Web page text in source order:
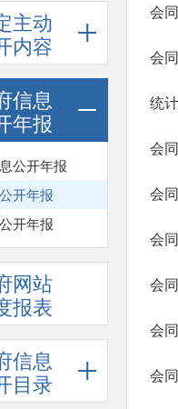
主动
内容
信息
年报
公开年报
开年报
开年报
网站
报表
信息
目录
会
会
统
会
会
会
会
会
会